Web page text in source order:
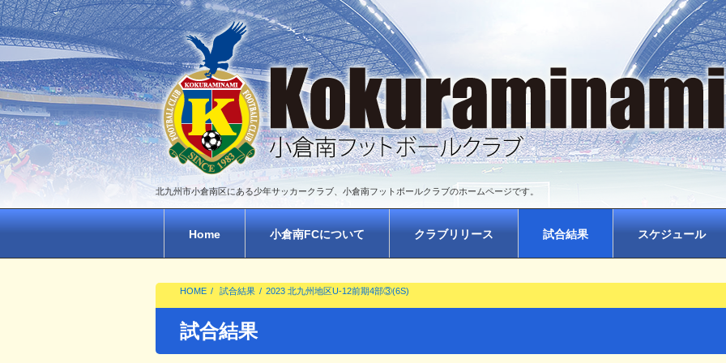
北九州市小倉南区にある少年サッカークラブ、小倉南フットボールクラブのホームページです。
Home 小倉南FCについて クラブリリース 試合結果 スケジュール
HOME 試合結果 2023 北九州地区U-12前期4部③(6S)
試合結果